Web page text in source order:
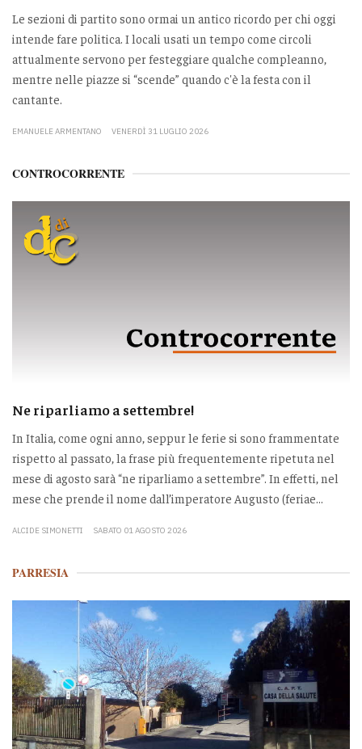
Le sezioni di partito sono ormai un antico ricordo per chi oggi
intende fare politica. I locali usati un tempo come circoli
attualmente servono per festeggiare qualche compleanno,
mentre nelle piazze si “scende” quando c'è la festa con il
cantante.
EMANUELE ARMENTANO VENERDÌ 31 LUGLIO 2026
CONTROCORRENTE
Ne riparliamo a settembre!
In Italia, come ogni anno, seppur le ferie si sono frammentate
rispetto al passato, la frase più frequentemente ripetuta nel
mese di agosto sarà “ne riparliamo a settembre”. In effetti, nel
mese che prende il nome dall’imperatore Augusto (feriae...
ALCIDE SIMONETTI SABATO 01 AGOSTO 2026
PARRESIA